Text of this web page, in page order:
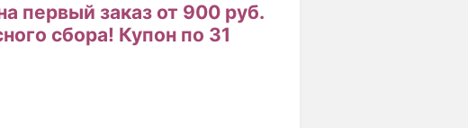
первый заказ от 900 руб.
сбора! Купон по 31